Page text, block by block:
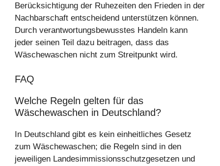
Berücksichtigung der Ruhezeiten den Frieden in der
Nachbarschaft entscheidend unterstützen können.
Durch verantwortungsbewusstes Handeln kann
jeder seinen Teil dazu beitragen, dass das
Wäschewaschen nicht zum Streitpunkt wird.
FAQ
Welche Regeln gelten für das
Wäschewaschen in Deutschland?
In Deutschland gibt es kein einheitliches Gesetz
zum Wäschewaschen; die Regeln sind in den
jeweiligen Landesimmissionsschutzgesetzen und